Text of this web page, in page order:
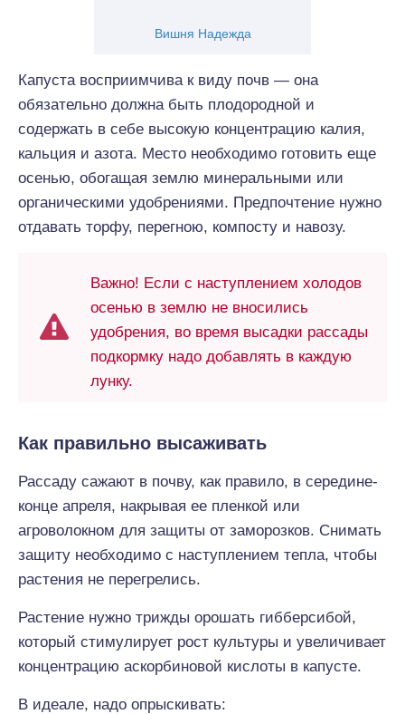
Вишня Надежда
Капуста восприимчива к виду почв — она
обязательно должна быть плодородной и
содержать в себе высокую концентрацию калия,
кальция и азота. Место необходимо готовить еще
осенью, обогащая землю минеральными или
органическими удобрениями. Предпочтение нужно
отдавать торфу, перегною, компосту и навозу.
Важно! Если с наступлением холодов
осенью в землю не вносились
удобрения, во время высадки рассады
подкормку надо добавлять в каждую
лунку.
Как правильно высаживать
Рассаду сажают в почву, как правило, в середине-
конце апреля, накрывая ее пленкой или
агроволокном для защиты от заморозков. Снимать
защиту необходимо с наступлением тепла, чтобы
растения не перегрелись.
Растение нужно трижды орошать гибберсибой,
который стимулирует рост культуры и увеличивает
концентрацию аскорбиновой кислоты в капусте.
В идеале, надо опрыскивать: